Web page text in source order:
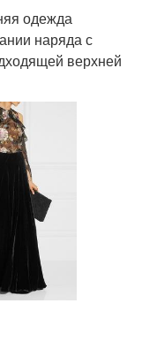
одежда
наряда с
верхней